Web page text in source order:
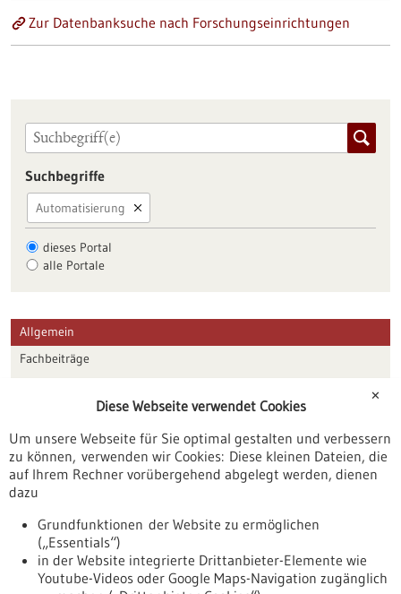
Zur Datenbanksuche nach Forschungseinrichtungen
Suchbegriffe
Automatisierung
dieses Portal
alle Portale
Allgemein
Fachbeiträge
Veranstaltungen
Erscheinungsdatum
✕
Diese Webseite verwendet Cookies
Um unsere Webseite für Sie optimal gestalten und verbessern
zu können, verwenden wir Cookies: Diese kleinen Dateien, die
auf Ihrem Rechner vorübergehend abgelegt werden, dienen
dazu
Grundfunktionen der Website zu ermöglichen
(„Essentials“)
in der Website integrierte Drittanbieter-Elemente wie
Youtube-Videos oder Google Maps-Navigation zugänglich